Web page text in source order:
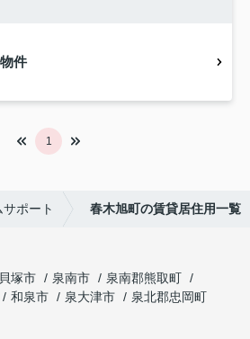
件
1
ポート 春木旭町の賃貸居住用一覧
貝塚市 泉南市
泉南郡熊取町
和泉市 泉大津市
泉北郡忠岡町